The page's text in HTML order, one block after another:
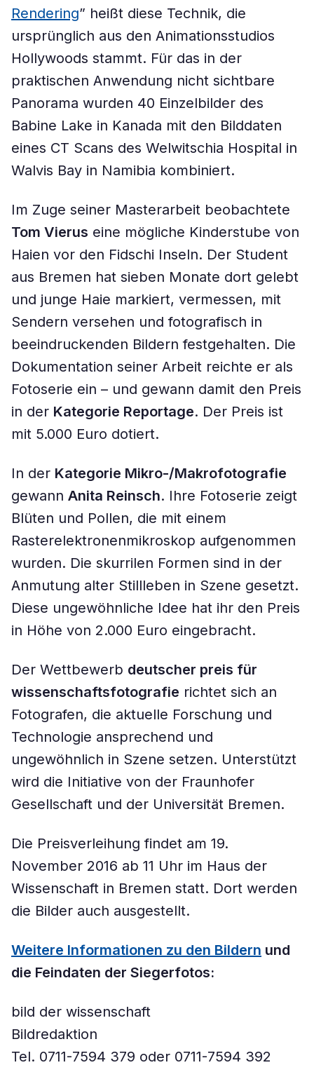
Rendering” heißt diese Technik, die
ursprünglich aus den Animationsstudios
Hollywoods stammt. Für das in der
praktischen Anwendung nicht sichtbare
Panorama wurden 40 Einzelbilder des
Babine Lake in Kanada mit den Bilddaten
eines CT Scans des Welwitschia Hospital in
Walvis Bay in Namibia kombiniert.
Im Zuge seiner Masterarbeit beobachtete
Tom Vierus eine mögliche Kinderstube von
Haien vor den Fidschi Inseln. Der Student
aus Bremen hat sieben Monate dort gelebt
und junge Haie markiert, vermessen, mit
Sendern versehen und fotografisch in
beeindruckenden Bildern festgehalten. Die
Dokumentation seiner Arbeit reichte er als
Fotoserie ein – und gewann damit den Preis
in der Kategorie Reportage. Der Preis ist
mit 5.000 Euro dotiert.
In der Kategorie Mikro-/Makrofotografie
gewann Anita Reinsch. Ihre Fotoserie zeigt
Blüten und Pollen, die mit einem
Rasterelektronenmikroskop aufgenommen
wurden. Die skurrilen Formen sind in der
Anmutung alter Stillleben in Szene gesetzt.
Diese ungewöhnliche Idee hat ihr den Preis
in Höhe von 2.000 Euro eingebracht.
Der Wettbewerb deutscher preis für
wissenschaftsfotografie richtet sich an
Fotografen, die aktuelle Forschung und
Technologie ansprechend und
ungewöhnlich in Szene setzen. Unterstützt
wird die Initiative von der Fraunhofer
Gesellschaft und der Universität Bremen.
Die Preisverleihung findet am 19.
November 2016 ab 11 Uhr im Haus der
Wissenschaft in Bremen statt. Dort werden
die Bilder auch ausgestellt.
Weitere Informationen zu den Bildern und
die Feindaten der Siegerfotos:
bild der wissenschaft
Bildredaktion
Tel. 0711-7594 379 oder 0711-7594 392